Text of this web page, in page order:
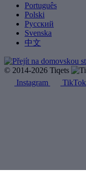
Português
Polski
Русский
Svenska
中文
© 2014-2026 Tiqets
Instagram
TikTok